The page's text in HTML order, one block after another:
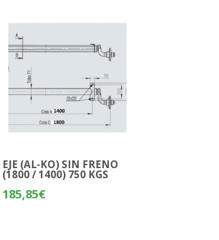
EJE (AL-KO) SIN FRENO
(1800 / 1400) 750 KGS
185,85€